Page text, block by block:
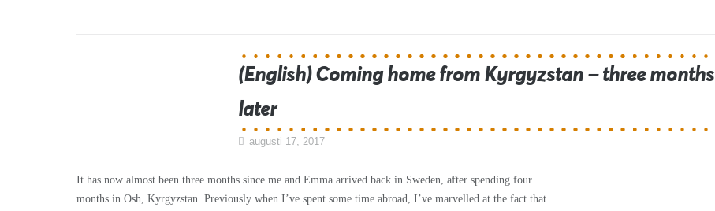
(English) Coming home from Kyrgyzstan – three months
later
augusti 17, 2017
It has now almost been three months since me and Emma arrived back in Sweden, after spending four
months in Osh, Kyrgyzstan. Previously when I’ve spent some time abroad, I’ve marvelled at the fact that